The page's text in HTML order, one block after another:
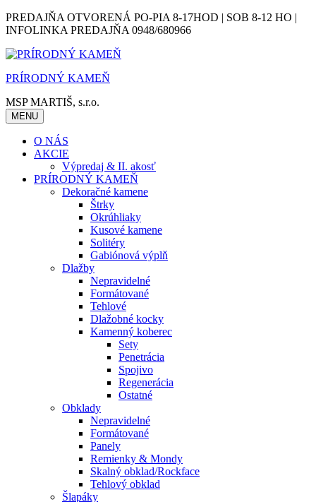
Skip
to
PREDAJŇA OTVORENÁ PO-PIA 8-17HOD | SOB 8-12 HO |
INFOLINKA PREDAJŇA 0948/680966
PRÍRODNÝ KAMEŇ
MSP MARTIŠ, s.r.o.
MENU
O NÁS
AKCIE
Výpredaj & II. akosť
PRÍRODNÝ KAMEŇ
Dekoračné kamene
Štrky
Okrúhliaky
Kusové kamene
Solitéry
Gabiónová výplň
Dlažby
Nepravidelné
Formátované
Tehlové
Dlažobné kocky
Kamenný koberec
Sety
Penetrácia
Spojivo
Regenerácia
Ostatné
Obklady
Nepravidelné
Formátované
Panely
Remienky & Mondy
Skalný obklad/Rockface
Tehlový obklad
Šlapáky